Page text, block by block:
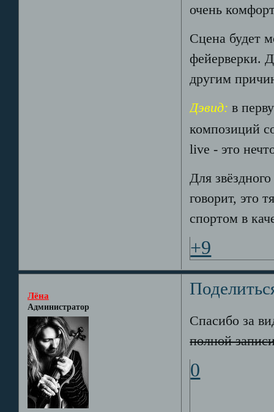
очень
Сцена будет
фейерверки.
другим
Дэвид: в
композиций
live - это
Для
говорит, это
спортом в
+9
Лёна
Администратор
Спасибо за
полной
0